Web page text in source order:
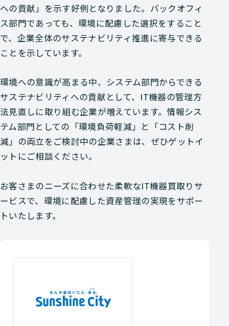
への貢献」を示す好例となりました。バックオフィ
ス部門であっても、環境に配慮した選択をすること
で、企業全体のサステナビリティ推進に寄与できる
ことを示しています。
環境への意識が高まる中、システム部門からできる
サステナビリティへの貢献として、IT機器の管理方
法見直しに取り組む企業が増えています。情報シス
テム部門としての「環境負荷軽減」と「コスト削
減」の両立をご検討中の企業さまは、ぜひゲットイ
ットにご相談ください。
お客さまのニーズに合わせた柔軟なIT機器買取りサ
ービスで、環境に配慮した資産管理の実現をサポー
トいたします。